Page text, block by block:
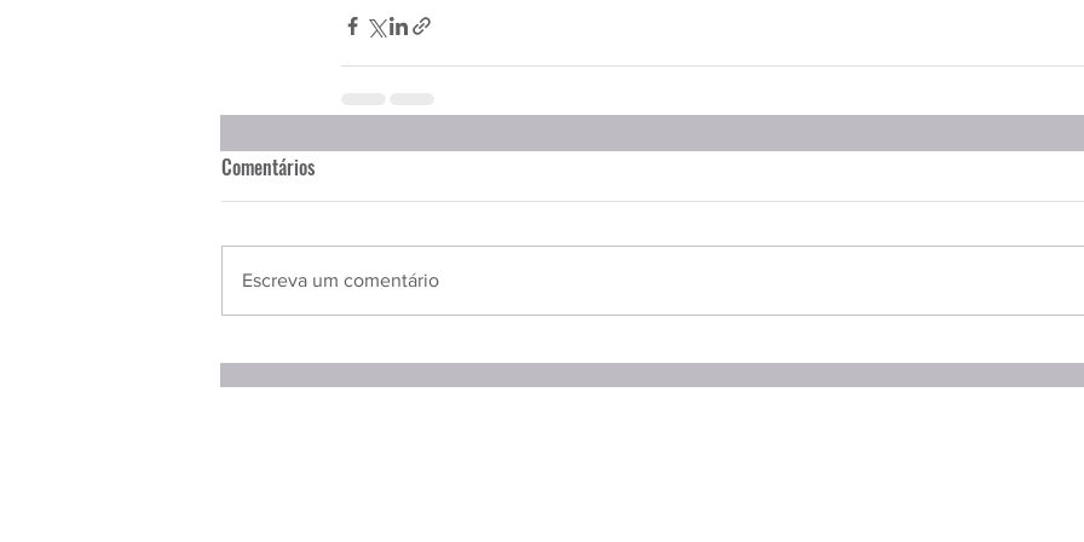
Comentários
Escreva um comentário